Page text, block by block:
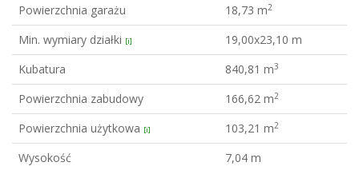
Powierzchnia garażu 18,73 m2
Min. wymiary działki [i]
19,00x23,10 m
Kubatura
840,81 m3
Powierzchnia zabudowy 166,62 m2
Powierzchnia użytkowa [i] 103,21 m2
Wysokość 7,04 m